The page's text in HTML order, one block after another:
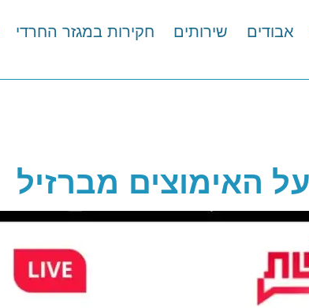
אבודים שירותים חקירות במגזר החרדי